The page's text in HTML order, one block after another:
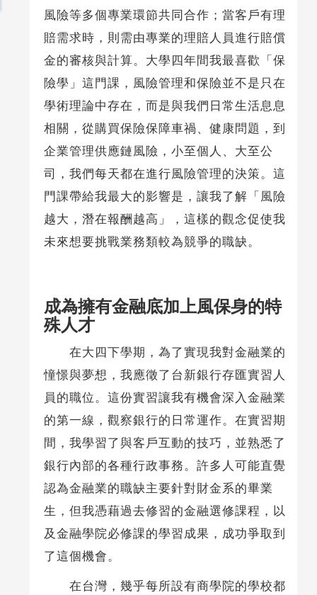
風險等多個專業環節共同合作；當客戶有理
賠需求時，則需由專業的理賠人員進行賠償
金的審核與計算。大學四年間我最喜歡「保
險學」這門課，風險管理和保險並不是只在
學術理論中存在，而是與我們日常生活息息
相關，從購買保險保障車禍、健康問題，到
企業管理供應鏈風險，小至個人、大至公
司，我們每天都在進行風險管理的決策。這
門課帶給我最大的影響是，讓我了解「風險
越大，潛在報酬越高」，這樣的觀念促使我
未來想要挑戰業務類較為競爭的職缺。
成為擁有金融底加上風保身的特
殊人才
在大四下學期，為了實現我對金融業的
憧憬與夢想，我應徵了台新銀行存匯實習人
員的職位。這份實習讓我有機會深入金融業
的第一線，觀察銀行的日常運作。在實習期
間，我學習了與客戶互動的技巧，並熟悉了
銀行內部的各種行政事務。許多人可能直覺
認為金融業的職缺主要針對財金系的畢業
生，但我憑藉過去修習的金融選修課程，以
及金融學院必修課的學習成果，成功爭取到
了這個機會。
在台灣，幾乎每所設有商學院的學校都